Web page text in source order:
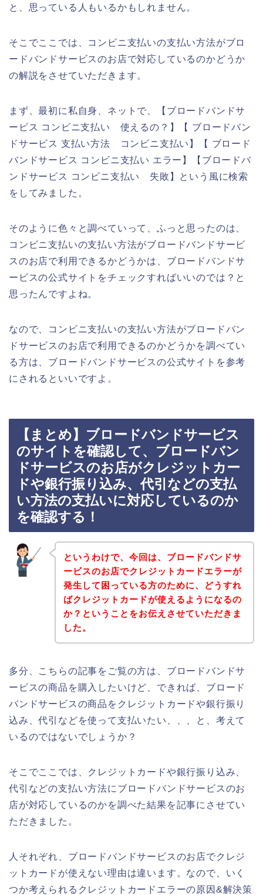
と、思っている人もいるかもしれません。
そこでここでは、コンビニ支払いの支払い方法がブロ
ードバンドサービスのお店で対応しているのかどうか
の解説をさせていただきます。
まず、最初に私自身、ネットで、【ブロードバンドサ
ービス コンビニ支払い 使えるの？】【 ブロードバン
ドサービス 支払い方法 コンビニ支払い】【 ブロード
バンドサービス コンビニ支払い エラー】【ブロードバ
ンドサービス コンビニ支払い 失敗】という風に検索
をしてみました。
そのように色々と調べていって、ふっと思ったのは、
コンビニ支払いの支払い方法がブロードバンドサービ
スのお店で利用できるかどうかは、ブロードバンドサ
ービスの公式サイトをチェックすればいいのでは？と
思ったんですよね。
なので、コンビニ支払いの支払い方法がブロードバン
ドサービスのお店で利用できるのかどうかを調べてい
る方は、ブロードバンドサービスの公式サイトを参考
にされるといいですよ。
【まとめ】ブロードバンドサービス
のサイトを確認して、ブロードバン
ドサービスのお店がクレジットカー
ドや銀行振り込み、代引などの支払
い方法の支払いに対応しているのか
を確認する！
というわけで、今回は、ブロードバンドサ
ービスのお店でクレジットカードエラーが
発生して困っている方のために、どうすれ
ばクレジットカードが使えるようになるの
か？ということをお伝えさせていただきま
した。
多分、こちらの記事をご覧の方は、ブロードバンドサ
ービスの商品を購入したいけど、できれば、ブロード
バンドサービスの商品をクレジットカードや銀行振り
込み、代引などを使って支払いたい、、、と、考えて
いるのではないでしょうか？
そこでここでは、クレジットカードや銀行振り込み、
代引などの支払い方法にブロードバンドサービスのお
店が対応しているのかを調べた結果を記事にさせてい
ただきました。
人それぞれ、ブロードバンドサービスのお店でクレジ
ットカードが使えない理由は違います。なので、いく
つか考えられるクレジットカードエラーの原因&解決策